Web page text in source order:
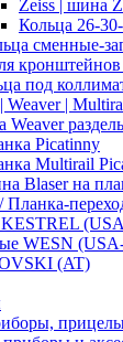
Zeiss | шина
Кольца 26-
сменные-
кронштейнов
под
Weaver |
Weaver
Picatinny
Multirail
Blaser на
Планка-
WESN
(AT)